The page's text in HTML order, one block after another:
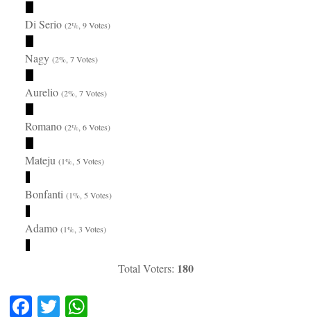
Di Serio(2%, 9 Votes)
Nagy(2%, 7 Votes)
Aurelio(2%, 7 Votes)
Romano(2%, 6 Votes)
Mateju(1%, 5 Votes)
Bonfanti(1%, 5 Votes)
Adamo(1%, 3 Votes)
Total Voters: 180
Fa T